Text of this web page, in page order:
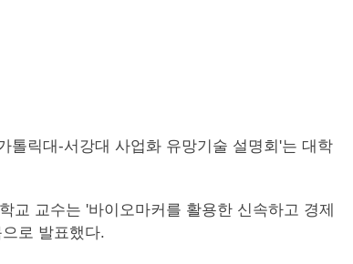
톨릭대-서강대 사업화 유망기술 설명회'는 대학
교 교수는 '바이오마커를 활용한 신속하고 경제
로 발표했다.